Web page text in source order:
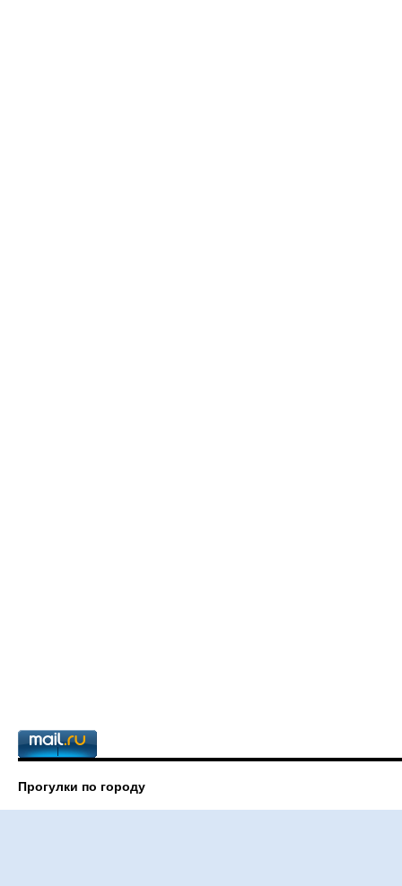
Прогулки по городу